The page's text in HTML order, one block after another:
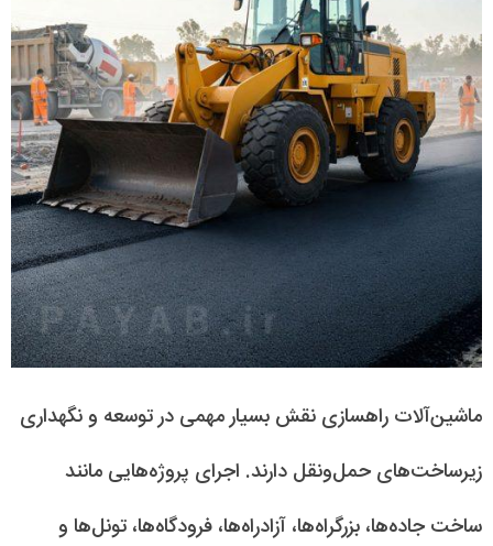
ماشین‌آلات راهسازی نقش بسیار مهمی در توسعه و نگهداری
زیرساخت‌های حمل‌ونقل دارند. اجرای پروژه‌هایی مانند
ساخت جاده‌ها، بزرگراه‌ها، آزادراه‌ها، فرودگاه‌ها، تونل‌ها و